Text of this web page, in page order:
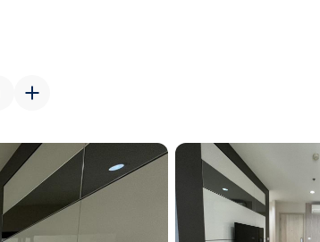
เพิ่มยูนิตเปรียบเทียบ
รายการที่ 2
เพิ่มยูนิตเป
รายก